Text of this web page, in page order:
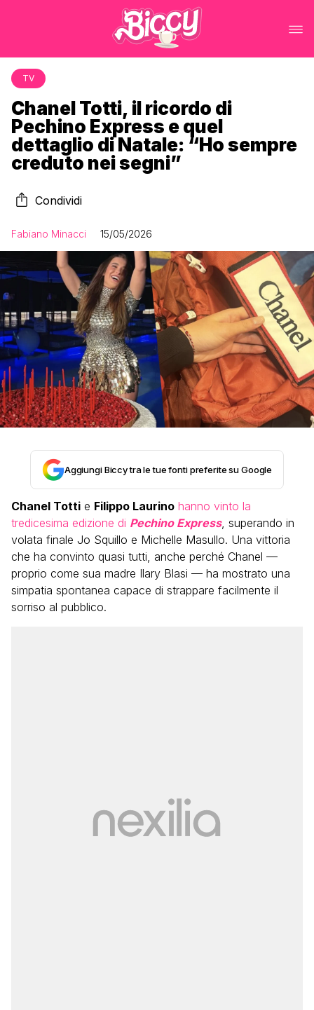
TV
Chanel Totti, il ricordo di
Pechino Express e quel
dettaglio di Natale: “Ho sempre
creduto nei segni”
Condividi
Fabiano Minacci 15/05/2026
Aggiungi Biccy tra le tue fonti preferite su Google
Chanel Totti e Filippo Laurino hanno vinto la
tredicesima edizione di Pechino Express, superando in
volata finale Jo Squillo e Michelle Masullo. Una vittoria
che ha convinto quasi tutti, anche perché Chanel —
proprio come sua madre Ilary Blasi — ha mostrato una
simpatia spontanea capace di strappare facilmente il
sorriso al pubblico.